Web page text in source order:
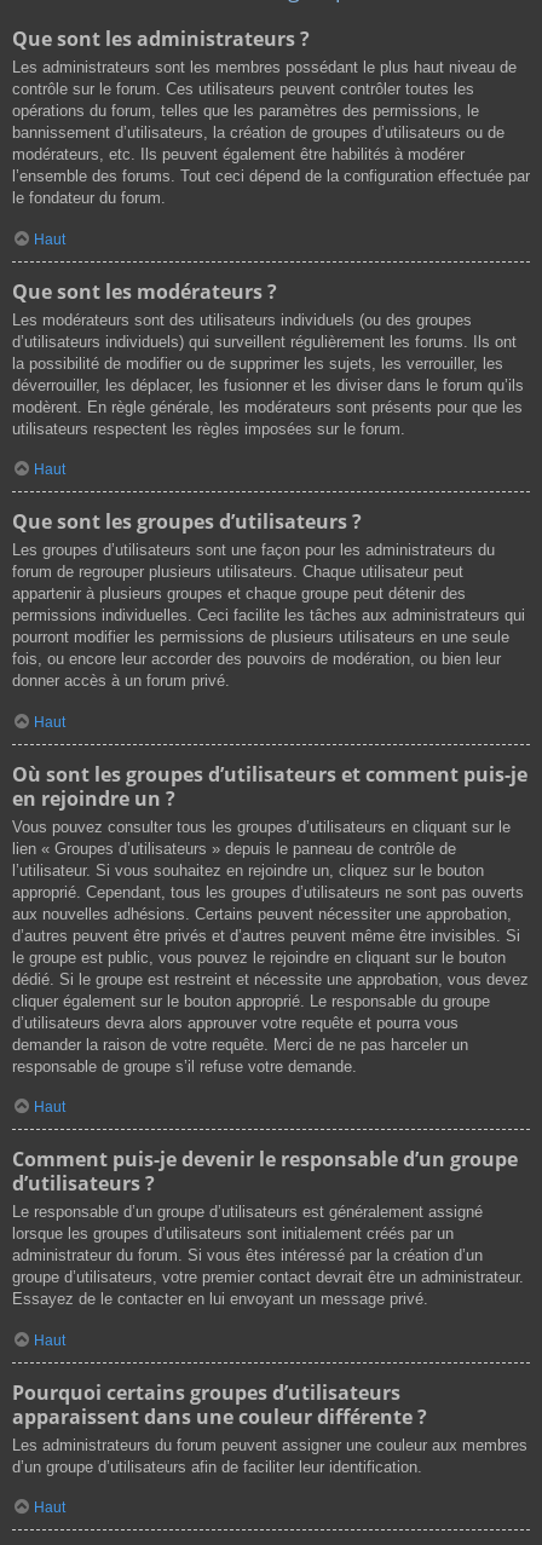
Que sont les administrateurs ?
Les administrateurs sont les membres possédant le plus haut niveau de
contrôle sur le forum. Ces utilisateurs peuvent contrôler toutes les
opérations du forum, telles que les paramètres des permissions, le
bannissement d’utilisateurs, la création de groupes d’utilisateurs ou de
modérateurs, etc. Ils peuvent également être habilités à modérer
l’ensemble des forums. Tout ceci dépend de la configuration effectuée par
le fondateur du forum.
Haut
Que sont les modérateurs ?
Les modérateurs sont des utilisateurs individuels (ou des groupes
d’utilisateurs individuels) qui surveillent régulièrement les forums. Ils ont
la possibilité de modifier ou de supprimer les sujets, les verrouiller, les
déverrouiller, les déplacer, les fusionner et les diviser dans le forum qu’ils
modèrent. En règle générale, les modérateurs sont présents pour que les
utilisateurs respectent les règles imposées sur le forum.
Haut
Que sont les groupes d’utilisateurs ?
Les groupes d’utilisateurs sont une façon pour les administrateurs du
forum de regrouper plusieurs utilisateurs. Chaque utilisateur peut
appartenir à plusieurs groupes et chaque groupe peut détenir des
permissions individuelles. Ceci facilite les tâches aux administrateurs qui
pourront modifier les permissions de plusieurs utilisateurs en une seule
fois, ou encore leur accorder des pouvoirs de modération, ou bien leur
donner accès à un forum privé.
Haut
Où sont les groupes d’utilisateurs et comment puis-je
en rejoindre un ?
Vous pouvez consulter tous les groupes d’utilisateurs en cliquant sur le
lien « Groupes d’utilisateurs » depuis le panneau de contrôle de
l’utilisateur. Si vous souhaitez en rejoindre un, cliquez sur le bouton
approprié. Cependant, tous les groupes d’utilisateurs ne sont pas ouverts
aux nouvelles adhésions. Certains peuvent nécessiter une approbation,
d’autres peuvent être privés et d’autres peuvent même être invisibles. Si
le groupe est public, vous pouvez le rejoindre en cliquant sur le bouton
dédié. Si le groupe est restreint et nécessite une approbation, vous devez
cliquer également sur le bouton approprié. Le responsable du groupe
d’utilisateurs devra alors approuver votre requête et pourra vous
demander la raison de votre requête. Merci de ne pas harceler un
responsable de groupe s’il refuse votre demande.
Haut
Comment puis-je devenir le responsable d’un groupe
d’utilisateurs ?
Le responsable d’un groupe d’utilisateurs est généralement assigné
lorsque les groupes d’utilisateurs sont initialement créés par un
administrateur du forum. Si vous êtes intéressé par la création d’un
groupe d’utilisateurs, votre premier contact devrait être un administrateur.
Essayez de le contacter en lui envoyant un message privé.
Haut
Pourquoi certains groupes d’utilisateurs
apparaissent dans une couleur différente ?
Les administrateurs du forum peuvent assigner une couleur aux membres
d’un groupe d’utilisateurs afin de faciliter leur identification.
Haut